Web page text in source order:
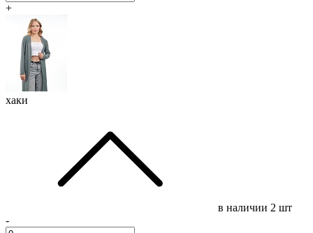
+
хаки
в наличии 2 шт
-